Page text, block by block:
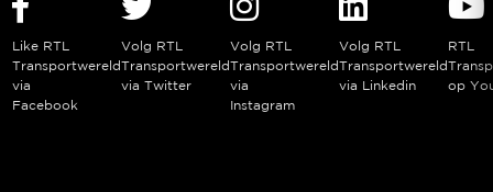
Like RTL
Transportwereld
via
Facebook
Volg RTL
Transportwereld
via Twitter
Volg RTL
Transportwereld
via
Instagram
Volg RTL
Transportwereld
via Linkedin
RTL
op